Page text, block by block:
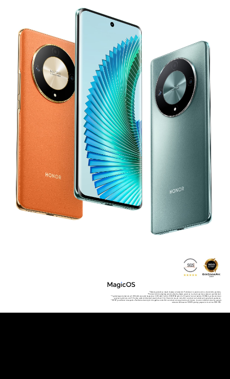
*Obrázky produktu a obsah displeja sú ilustračné. Podrobnosti si prosím overte u skutečného produktu.
*Pretože telefón obsahuje jemné súčiastky, dbajte prosím na to, aby ste pádom a nárazom predchádzali.
*Typická kapacita baterie je 5 300 mAh, menovitá kapacita je 5 200 mAh. Telefón HONOR Magic6 Lite 5G prešiel testom batérie DXOMark; pri štandardnom
používaní vydrží viac než 72 hodín a spĺňa tak štandard použiteľnosti 2 dni. Skutočné časy sa môžu líšiť v závislosti na konkrétnych spôsoboch používania.
*108 MP je rozlíšenie fotoaparátu. Rozlíšenie skutočných fotografií sa môže líšiť v závislosti na rôznych režimoch fotenia. Je nutné zohľadniť skutočný spôsob
snímania. Aktivovanie 108 MP vyžaduje prepnutie do režimu HIGH-RES.